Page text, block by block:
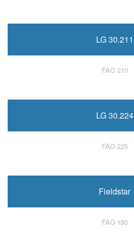
LG 30.211
FAO 210
LG 30.224
FAO 225
Fieldstar
FAO 180